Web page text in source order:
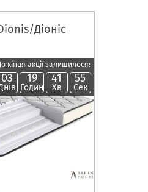
Діоніс
кінця акції залишилося:
03 19
Годин
41
Хв
54
Сек